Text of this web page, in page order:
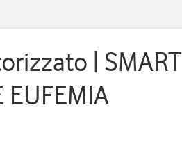
| SMART
EUFEMIA